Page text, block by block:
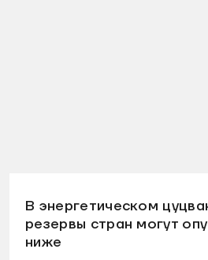
В энергетическом
резервы стран могут
ниже